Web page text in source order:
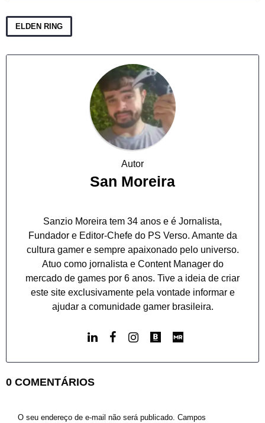
ELDEN RING
Autor
San Moreira
Sanzio Moreira tem 34 anos e é Jornalista,
Fundador e Editor-Chefe do PS Verso. Amante da
cultura gamer e sempre apaixonado pelo universo.
Atuo como jornalista e Content Manager do
mercado de games por 6 anos. Tive a ideia de criar
este site exclusivamente pela vontade informar e
ajudar a comunidade gamer brasileira.
0 COMENTÁRIOS
O seu endereço de e-mail não será publicado. Campos